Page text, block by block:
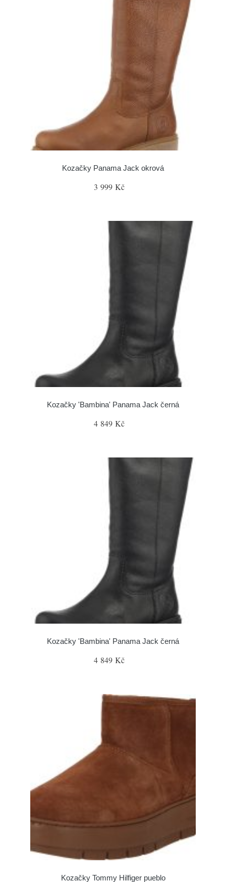
Kozačky Panama Jack okrová
3 999 Kč
Kozačky 'Bambina' Panama Jack černá
4 849 Kč
Kozačky 'Bambina' Panama Jack černá
4 849 Kč
Kozačky Tommy Hilfiger pueblo